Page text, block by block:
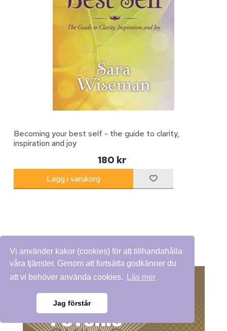
Vi använder kakor (cookies) för att tillhandahålla
våra tjänster. Genom att fortsätta godkänner du
att vi behöver använda cookies.
Läs mer
Jag förstår
Becoming your best self - the guide to clarity,
inspiration and joy
180 kr